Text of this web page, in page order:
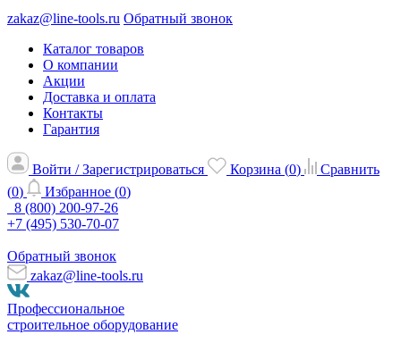
zakaz@line-tools.ru Обратный звонок
Каталог товаров
О компании
Акции
Доставка и оплата
Контакты
Гарантия
Войти / Зарегистрироваться Корзина (0)
Сравнить
(0) Избранное (0)
8 (800) 200-97-26
+7 (495) 530-70-07
Обратный звонок
zakaz@line-tools.ru
Профессиональное
строительное оборудование